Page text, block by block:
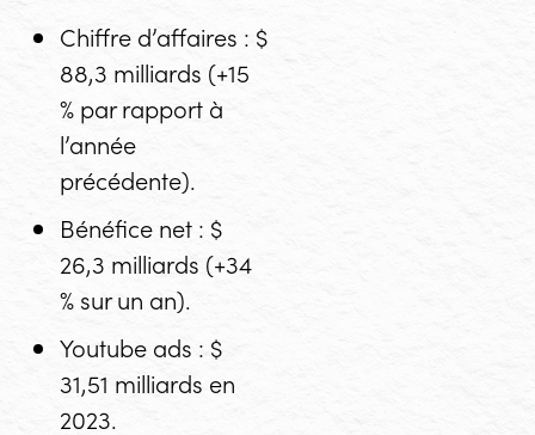
Chiffre d’affaires : $
88,3 milliards (+15
% par rapport à
l’année
précédente).
Bénéfice net : $
26,3 milliards (+34
% sur un an).
Youtube ads : $
31,51 milliards en
2023.